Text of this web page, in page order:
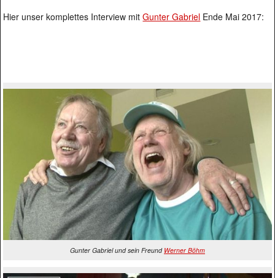
Hier unser komplettes Interview mitGunter Gabriel Ende Mai 2017:
Gunter Gabriel und sein Freund Werner Böhm